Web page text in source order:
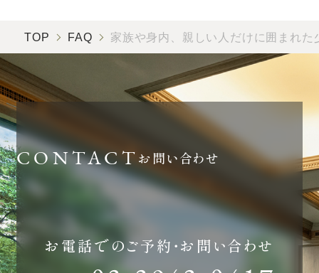
TOP FAQ 家族や身内、親しい人だけに囲まれ
お問い合わせ
お電話でのご予約・お問い合わせ